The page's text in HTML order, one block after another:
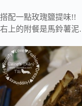
搭配一點玫瑰鹽提味!!
右上的附餐是馬鈴薯